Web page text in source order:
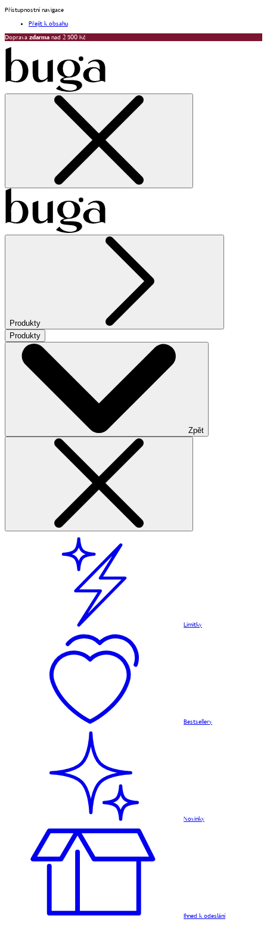
Přístupnostní navigace
Přejít k obsahu
Doprava zdarma nad 2 500 Kč
Produkty
Produkty
Zpět
Limitky
Bestsellery
Novinky
Ihned k odeslání